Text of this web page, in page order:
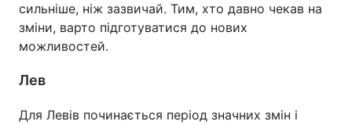
сильніше, ніж зазвичай. Тим, хто давно чекав на
зміни, варто підготуватися до нових
можливостей.
Лев
Для Левів починається період значних змін і